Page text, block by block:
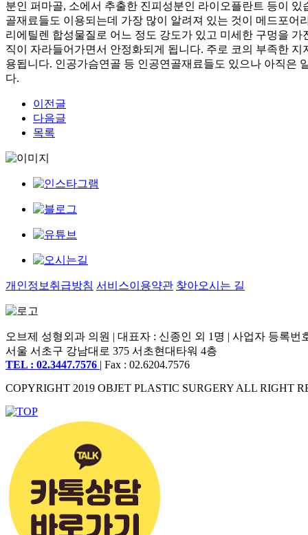
분인 퍼마골, 소에서 추출한 진피성분인 라이오플란트 등이 있
골재료들도 이용되는데 가장 많이 알려져 있는 것이 메드포어
리에틸렌 합성물질로 어느 정도 강도가 있고 미세한 구멍을 가
직이 자라들어가면서 안정화되게 됩니다. 주로 코의 부족한 지
용됩니다. 인공가슴연골 등 인공연골재료들도 있으나 아직은
다.
이전글
다음글
목록
개인정보취급방침 서비스이용약관 찾아오시는 길
오브제 성형외과 의원 | 대표자 : 신종인 외 1명 | 사업자 등록번
서울 서초구 강남대로 375 서초현대타워 4층
TEL : 02.3447.7576 | Fax : 02.6204.7576
COPYRIGHT 2019 OBJET PLASTIC SURGERY ALL RIGHT